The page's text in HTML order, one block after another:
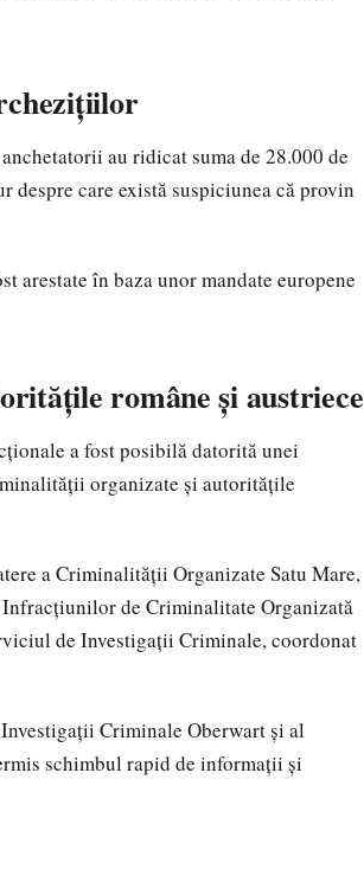
au ridicat suma de 28.000 de
despre care există suspiciunea că provin
arestate în baza unor mandate europene
române și austriece
a fost posibilă datorită unei
organizate și autoritățile
a Criminalității Organizate Satu Mare,
de Criminalitate Organizată
de Investigații Criminale, coordonat
Criminale Oberwart și al
schimbul rapid de informații și